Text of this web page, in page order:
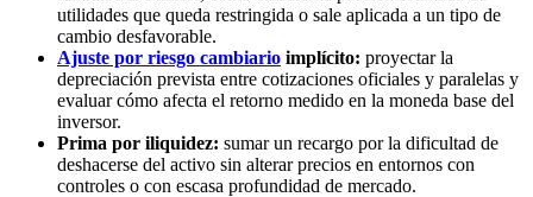
utilidades que queda restringida o sale aplicada a un tipo de
cambio desfavorable.
Ajuste por riesgo cambiario implícito: proyectar la
depreciación prevista entre cotizaciones oficiales y paralelas y
evaluar cómo afecta el retorno medido en la moneda base del
inversor.
Prima por iliquidez: sumar un recargo por la dificultad de
deshacerse del activo sin alterar precios en entornos con
controles o con escasa profundidad de mercado.